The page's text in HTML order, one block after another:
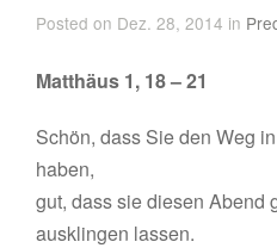
Posted on Dez. 28, 2014 in
Matthäus 1, 18 – 21
Schön, dass Sie den Weg
haben,
gut, dass sie diesen Abend
ausklingen lassen.